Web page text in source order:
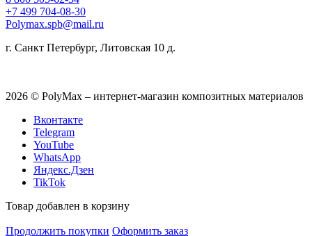
+7 499 704-08-30
Polymax.spb@mail.ru
г. Санкт Петербург, Литовская 10 д.
2026 © PolyMax – интернет-магазин композитных материалов
Вконтакте
Telegram
YouTube
WhatsApp
Яндекс.Дзен
TikTok
Товар добавлен в корзину
Продолжить покупки Оформить заказ